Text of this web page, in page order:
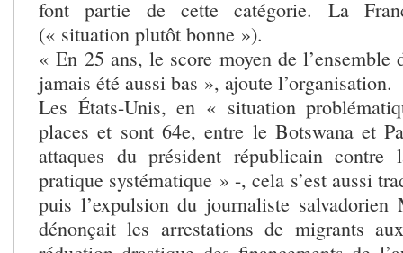
font partie de cette catégorie. La
(« situation plutôt bonne »).
« En 25 ans, le score moyen de l’ensemble
jamais été aussi bas », ajoute l’organisation.
Les États-Unis, en « situation
places et sont 64e, entre le Botswana et
attaques du président républicain
pratique systématique » -, cela s’est aussi
puis l’expulsion du journaliste salvadorien
dénonçait les arrestations de migrants